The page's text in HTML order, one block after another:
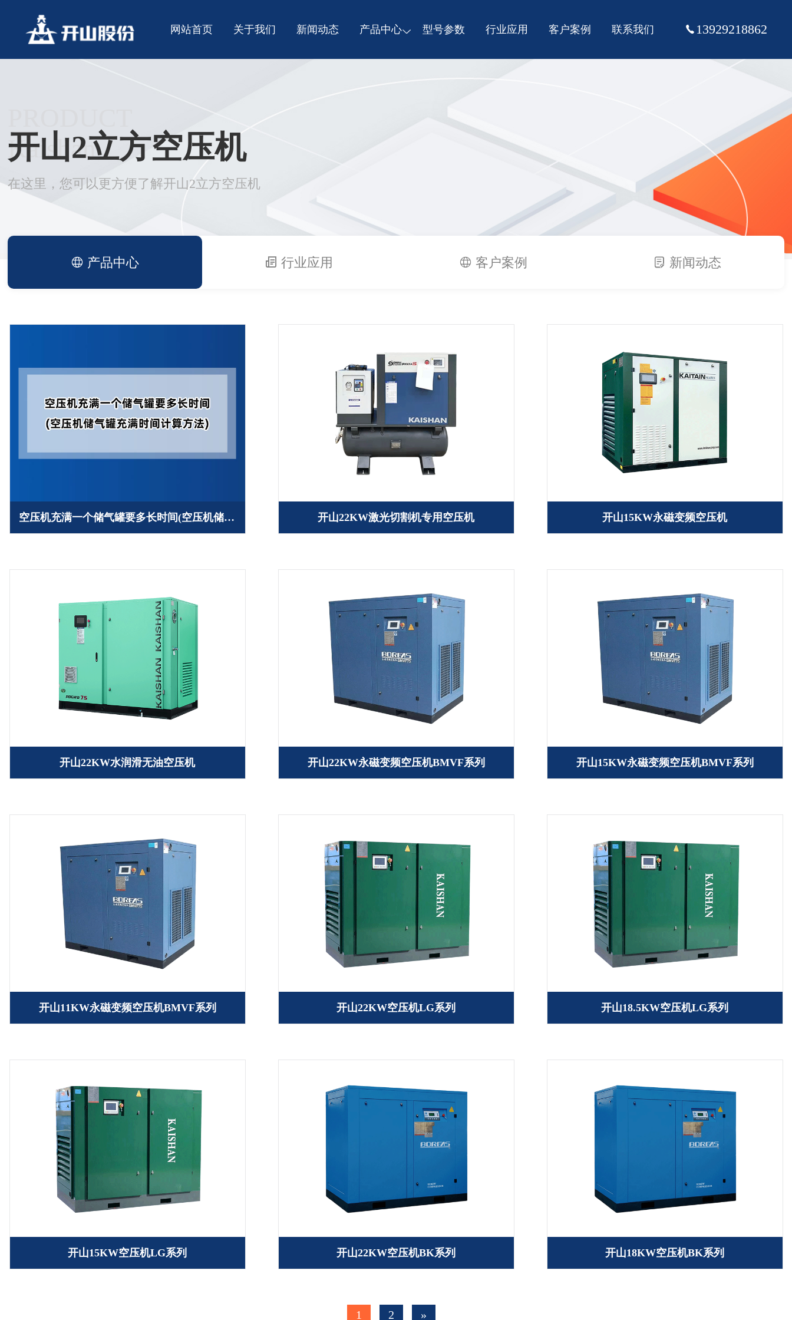
网站首页 关于我们 新闻动态 产品中心 型号参数 行业应用 客户案例 联系我们 13929218862
Kaishan
开山2立方空压机
在这里，您可以更方便了解开山2立方空压机
产品中心 行业应用 客户案例 新闻动态
空压机充满一个储气罐要多长时间(空压机储气罐充满时间计算方法) 开山22KW激光切割机专用空压机 开山15KW永磁变频空压机
开山22KW水润滑无油空压机 开山22KW永磁变频空压机BMVF系列 开山15KW永磁变频空压机BMVF系列
开山11KW永磁变频空压机BMVF系列 开山22KW空压机LG系列 开山18.5KW空压机LG系列
开山15KW空压机LG系列 开山22KW空压机BK系列 开山18KW空压机BK系列
1 2 »